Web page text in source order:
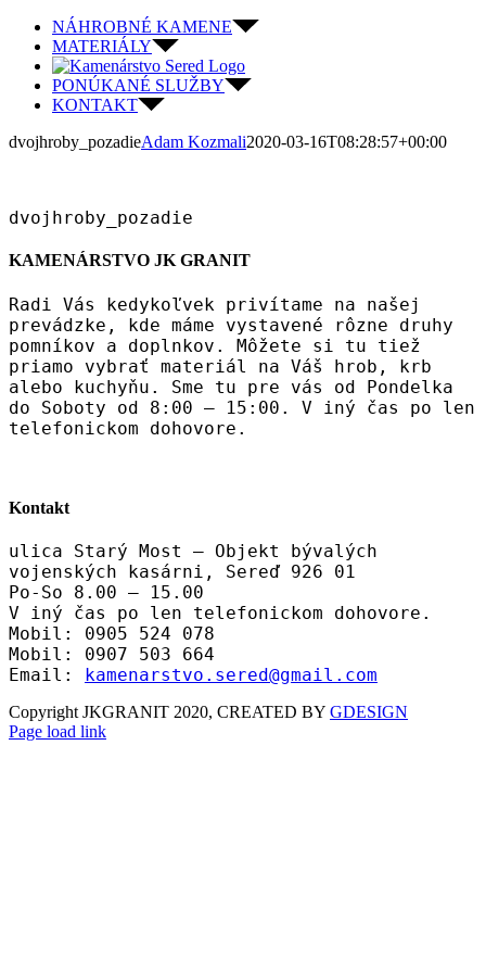
Skip
content
NÁHROBNÉ KAMENE
MATERIÁLY
PONÚKANÉ SLUŽBY
KONTAKT
dvojhroby_pozadieAdam Kozmali2020-03-16T08:28:57+00:00
dvojhroby_pozadie
KAMENÁRSTVO JK GRANIT
Radi Vás kedykoľvek privítame na našej
prevádzke, kde máme vystavené rôzne druhy
pomníkov a doplnkov. Môžete si tu tiež
priamo vybrať materiál na Váš hrob, krb
alebo kuchyňu. Sme tu pre vás od Pondelka
do Soboty od 8:00 – 15:00. V iný čas po len
telefonickom dohovore.
Kontakt
ulica Starý Most – Objekt bývalých
vojenských kasárni, Sereď 926 01
Po-So 8.00 – 15.00
V iný čas po len telefonickom dohovore.
Mobil: 0905 524 078
Mobil: 0907 503 664
Email: kamenarstvo.sered@gmail.com
Copyright JKGRANIT 2020, CREATED BY GDESIGN
Facebook
Twitter
Instagram
Pinterest
Page load link